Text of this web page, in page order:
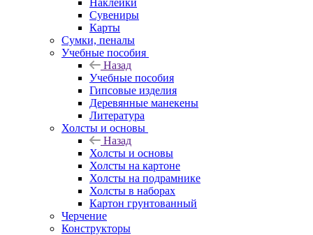
Наклейки
Сувениры
Карты
Сумки, пеналы
Учебные пособия
Назад
Учебные пособия
Гипсовые изделия
Деревянные манекены
Литература
Холсты и основы
Назад
Холсты и основы
Холсты на картоне
Холсты на подрамнике
Холсты в наборах
Картон грунтованный
Черчение
Конструкторы